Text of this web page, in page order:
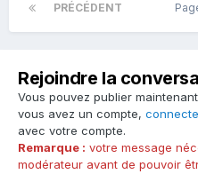
PRÉCÉDENT
Rejoindre la
Vous pouvez publier
vous avez un compte,
avec votre compte.
Remarque : votre message
modérateur avant de pouvoir